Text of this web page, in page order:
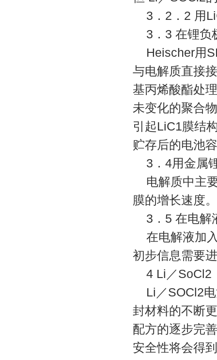
3．2．2 用
3．3 在锂负
Heischer用
与电解质直接
基丙烯酸酯处
未变化的聚合
引起LiC1膜结
贮存后的电池
3．4用金属
电解质中主
膜的增长速度
3．5 在电解
在电解液加
初步信息需要
4 Li／SoCl2
Li／SOCl2
封材料的不断
配方的逐步完
安全性将会得